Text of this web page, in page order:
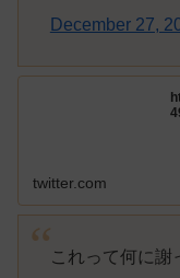
December 27,
twitter.com
これって何に謝